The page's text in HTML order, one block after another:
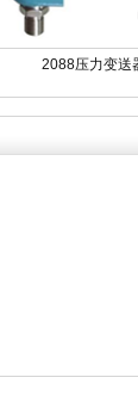
2088压力变送